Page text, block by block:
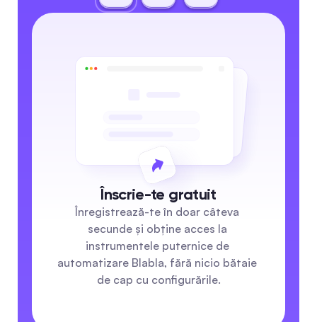
Înscrie-te gratuit
Înregistrează-te în doar câteva
secunde și obține acces la
instrumentele puternice de
automatizare Blabla, fără nicio bătaie
de cap cu configurările.